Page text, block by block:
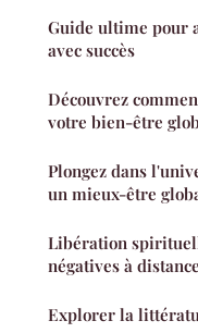
Guide ultime pour
avec succès
Découvrez
votre bien-être
Plongez dans
un mieux-être
Libération
négatives à distance
Explorer la